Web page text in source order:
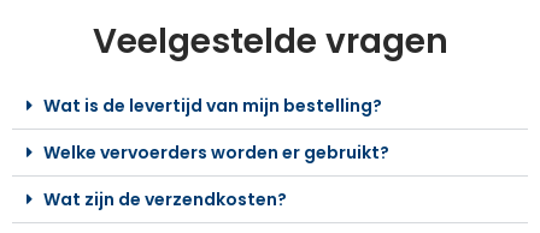
Veelgestelde vragen
Wat is de levertijd van mijn bestelling?
Welke vervoerders worden er gebruikt?
Wat zijn de verzendkosten?